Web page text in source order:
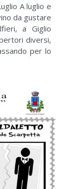
A luglio e
da gustare
a Giglio
diversi,
per lo